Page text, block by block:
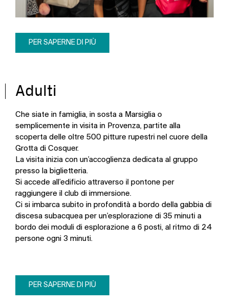
PER SAPERNE DI PIÙ
Adulti
Che siate in famiglia, in sosta a Marsiglia o
semplicemente in visita in Provenza, partite alla
scoperta delle oltre 500 pitture rupestri nel cuore della
Grotta di Cosquer.
La visita inizia con un’accoglienza dedicata al gruppo
presso la biglietteria.
Si accede all’edificio attraverso il pontone per
raggiungere il club di immersione.
Ci si imbarca subito in profondità a bordo della gabbia di
discesa subacquea per un’esplorazione di 35 minuti a
bordo dei moduli di esplorazione a 6 posti, al ritmo di 24
persone ogni 3 minuti.
PER SAPERNE DI PIÙ